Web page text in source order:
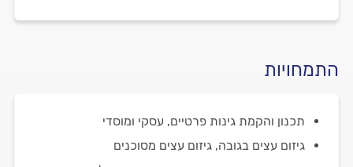
התמחויות
תכנון והקמת גינות פרטיים, עסקי ומוסדי
גיזום עצים בגובה, גיזום עצים מסוכנים